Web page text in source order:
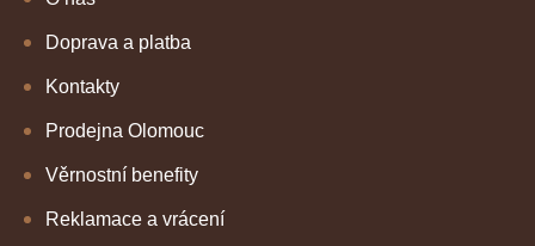
Doprava a platba
Kontakty
Prodejna Olomouc
Věrnostní benefity
Reklamace a vrácení